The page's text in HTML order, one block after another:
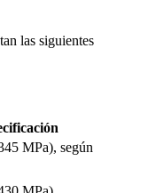
las siguientes
MPa), según